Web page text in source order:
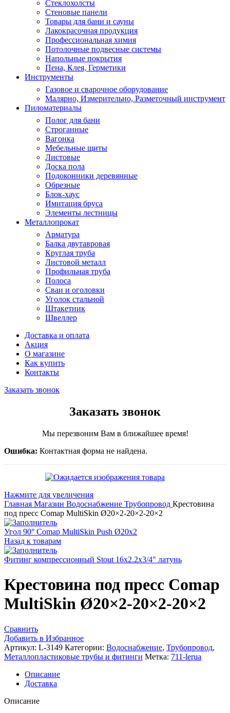
Стеклохолсты
Стеновые панели
Товары для бани и сауны
Лакокрасочная продукция
Профессиональная химия
Потолочные подвесные системы
Напольные покрытия
Пена, Клея, Герметики
Инструменты
Газовое и сварочное оборудование
Малярно, Измерительно, Разметочный инструмент
Пиломатериалы
Полог для бани
Строганные
Вагонка
Мебельные щиты
Листовые
Доска пола
Подоконники деревянные
Обрезные
Блок-хаус
Имитация бруса
Элементы лестницы
Металлопрокат
Арматура
Балка двутавровая
Круглая труба
Листовой металл
Профильная труба
Полоса
Сваи и оголовки
Уголок стальной
Штакетник
Швеллер
Доставка и оплата
Акция
О магазине
Как купить
Контакты
Заказать звонок
Заказать звонок
Мы перезвоним Вам в ближайшее время!
Ошибка: Контактная форма не найдена.
Нажмите для увеличения
Главная Магазин Водоснабжение Трубопровод Крестовина
под пресс Comap MultiSkin Ø20×2-20×2-20×2
Угол 90° Comap MultiSkin Push Ø20x2
Назад к товарам
Фитинг компрессионный Stout 16x2.2x3/4" латунь
Крестовина под пресс Comap
MultiSkin Ø20×2-20×2-20×2
Сравнить
Добавить в Избранное
Артикул: L-3149 Категории: Водоснабжение, Трубопровод,
Металлопластиковые трубы и фитинги Метка: 711-lerua
Описание
Доставка
Описание